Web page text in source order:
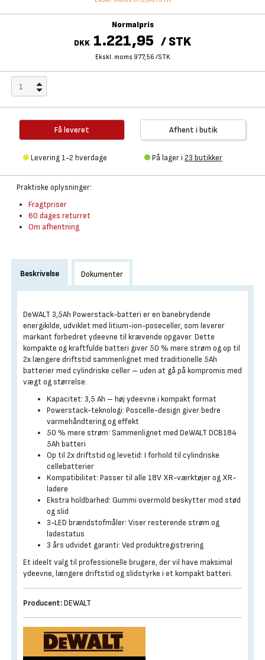
Normalpris
DKK 1.221,95 /STK
Ekskl. moms 977,56 /STK
Få leveret
Levering 1-2 hverdage
Afhent i butik
På lager i 23 butikker
Praktiske oplysninger:
Fragtpriser
60 dages returret
Om afhentning
Beskrivelse Dokumenter
DeWALT 3,5Ah Powerstack-batteri er en banebrydende
energikilde, udviklet med litium-ion-poseceller, som leverer
markant forbedret ydeevne til krævende opgaver. Dette
kompakte og kraftfulde batteri giver 50 % mere strøm og op til
2x længere driftstid sammenlignet med traditionelle 5Ah
batterier med cylindriske celler – uden at gå på kompromis med
vægt og størrelse.
Kapacitet: 3,5 Ah – høj ydeevne i kompakt format
Powerstack-teknologi: Poscelle-design giver bedre
varmehåndtering og effekt
50 % mere strøm: Sammenlignet med DeWALT DCB184
5Ah batteri
Op til 2x driftstid og levetid: I forhold til cylindriske
cellebatterier
Kompatibilitet: Passer til alle 18V XR-værktøjer og XR-
ladere
Ekstra holdbarhed: Gummi overmold beskytter mod stød
og slid
3-LED brændstofmåler: Viser resterende strøm og
ladestatus
3 års udvidet garanti: Ved produktregistrering
Et ideelt valg til professionelle brugere, der vil have maksimal
ydeevne, længere driftstid og slidstyrke i et kompakt batteri.
Producent:DEWALT